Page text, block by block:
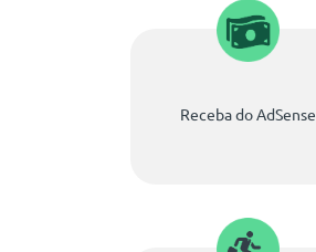
Receba do AdSense